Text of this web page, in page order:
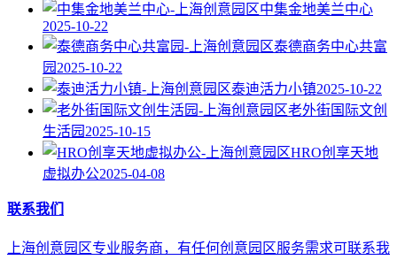
中集金地美兰中心
2025-10-22
泰德商务中心共富
园 2025-10-22
泰迪活力小镇2025-10-22
老外街国际文创
生活园 2025-10-15
HRO创享天地
虚拟办公2025-04-08
联系我们
上海创意园区专业服务商，有任何创意园区服务需求可联系我